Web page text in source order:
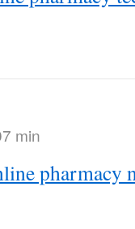
min
pharmacy